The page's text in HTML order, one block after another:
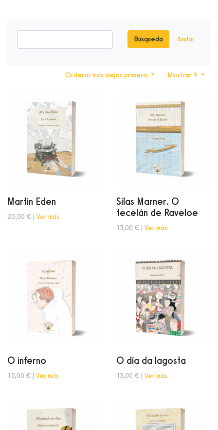
Búsqueda Anular
Mostrar 9
Ordenar más viejos primero
Martin Eden
20,00 € | Ver más
Silas Marner. O
tecelán de Raveloe
13,00 € | Ver más
O inferno
15,00 € | Ver más
O día da lagosta
13,00 € | Ver más